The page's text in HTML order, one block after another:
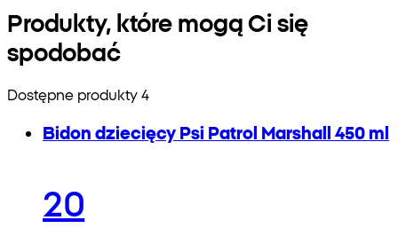
Produkty, które mogą Ci się
spodobać
Dostępne produkty 4
Bidon dziecięcy Psi Patrol Marshall 450 ml
20